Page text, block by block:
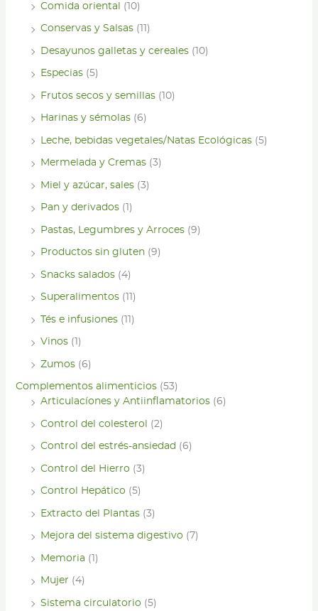
Comida oriental (10)
Conservas y Salsas (11)
Desayunos galletas y cereales (10)
Especias (5)
Frutos secos y semillas (10)
Harinas y sémolas (6)
Leche, bebidas vegetales/Natas Ecológicas (5)
Mermelada y Cremas (3)
Miel y azúcar, sales (3)
Pan y derivados (1)
Pastas, Legumbres y Arroces (9)
Productos sin gluten (9)
Snacks salados (4)
Superalimentos (11)
Tés e infusiones (11)
Vinos (1)
Zumos (6)
Complementos alimenticios (53)
Articulacíones y Antiinflamatorios (6)
Control del colesterol (2)
Control del estrés-ansiedad (6)
Control del Hierro (3)
Control Hepático (5)
Extracto del Plantas (3)
Mejora del sistema digestivo (7)
Memoria (1)
Mujer (4)
Sistema circulatorio (5)